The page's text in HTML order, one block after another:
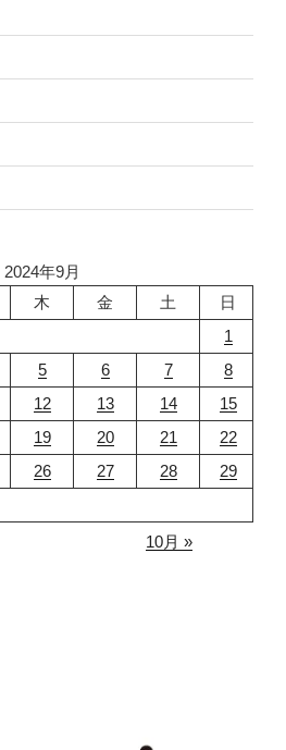
2024年9月
木 金 土
日
1
5 6 7
8
12 13 14
15
19 20 21
22
26 27 28
29
10月 »